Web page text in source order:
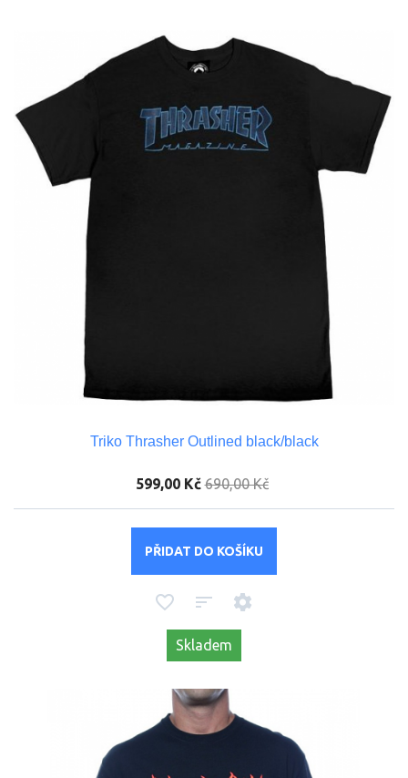
Triko Thrasher Outlined black/black
599,00 Kč 690,00 Kč
PŘIDAT DO KOŠÍKU
Skladem